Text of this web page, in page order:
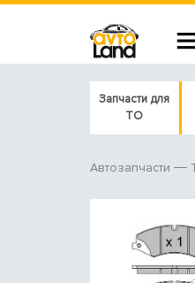
Запчасти для
ТО
Автозапчасти